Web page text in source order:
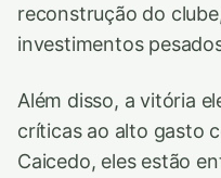
reconstrução do
investimentos
Além disso, a vitória
críticas ao alto gasto
Caicedo, eles estão